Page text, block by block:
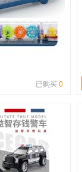
已购买 0